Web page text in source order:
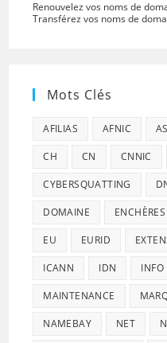
Renouvelez vos noms de
Transférez vos noms de
Mots Clés
AFILIAS AFNIC
CH CN CNNIC
CYBERSQUATTING
DOMAINE ENCHÈRES
EU EURID
ICANN IDN INFO
MAINTENANCE
NAMEBAY NET